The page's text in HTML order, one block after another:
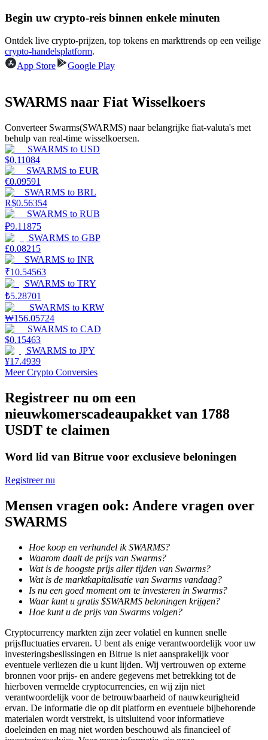
Verdien dagelijks competitieve beloningen
Uitzetten
Hoog rendement en directe toegang
Launchpool
BTR-vergrendelingen
Exclusieve beleggingen voor BTR-houders
Leningen
Door crypto ondersteunde leenservice
Begin uw crypto-reis binnen enkele minuten
Ontdek live crypto-prijzen, top tokens en markttrends op een veilige
crypto-handelsplatform.
App Store
Google Play
SWARMS naar Fiat Wisselkoers
Converteer Swarms(SWARMS) naar belangrijke fiat-valuta's met
behulp van real-time wisselkoersen.
SWARMS to USD
$0.11084
SWARMS to EUR
€0.09591
SWARMS to BRL
R$0.56354
SWARMS to RUB
₽9.11875
SWARMS to GBP
£0.08215
SWARMS to INR
₹10.54563
SWARMS to TRY
₺5.28701
SWARMS to KRW
₩156.05724
SWARMS to CAD
$0.15463
SWARMS to JPY
¥17.4939
Meer Crypto Conversies
Registreer nu om een
nieuwkomerscadeaupakket van 1788
USDT te claimen
Word lid van Bitrue voor exclusieve beloningen
Registreer nu
Mensen vragen ook: Andere vragen over
SWARMS
Hoe koop en verhandel ik SWARMS?
Waarom daalt de prijs van Swarms?
Wat is de hoogste prijs aller tijden van Swarms?
Wat is de marktkapitalisatie van Swarms vandaag?
Is nu een goed moment om te investeren in Swarms?
Waar kunt u gratis $SWARMS beloningen krijgen?
Hoe kunt u de prijs van Swarms volgen?
Cryptocurrency markten zijn zeer volatiel en kunnen snelle
prijsfluctuaties ervaren. U bent als enige verantwoordelijk voor uw
investeringsbeslissingen en Bitrue is niet aansprakelijk voor
eventuele verliezen die u kunt lijden. Wij vertrouwen op externe
bronnen voor prijs- en andere gegevens met betrekking tot de
hierboven vermelde cryptocurrencies, en wij zijn niet
verantwoordelijk voor de betrouwbaarheid of nauwkeurigheid
ervan. De informatie die op dit platform en eventuele bijbehorende
materialen wordt verstrekt, is uitsluitend voor informatieve
doeleinden en mag niet worden beschouwd als financieel of